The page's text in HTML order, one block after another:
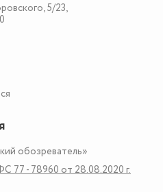
5/23,
обозреватель»
77 - 78960 от 28.08.2020 г.